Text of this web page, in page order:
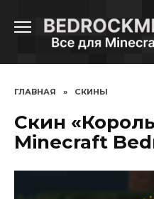
содержанию
ГЛАВНАЯ » СКИНЫ
Скин
Minecraft